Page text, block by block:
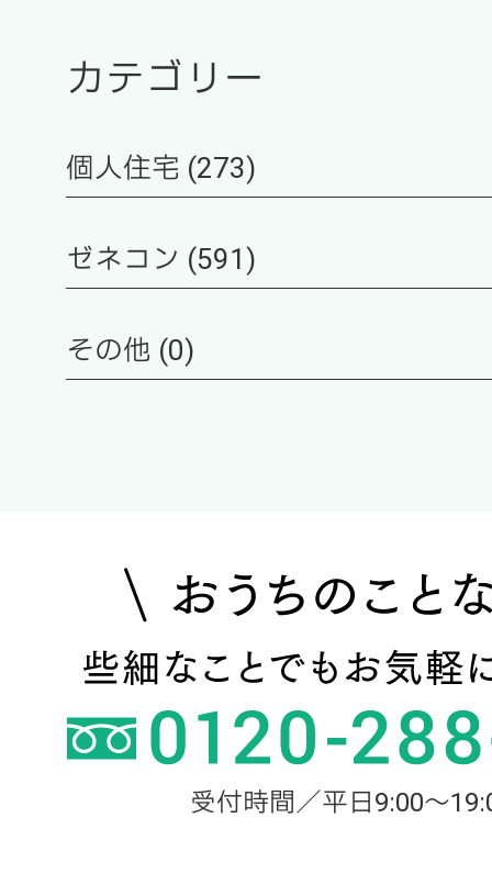
カテゴリー
個人住宅 (273)
ゼネコン (591)
その他 (0)
受付時間／平日9:00～